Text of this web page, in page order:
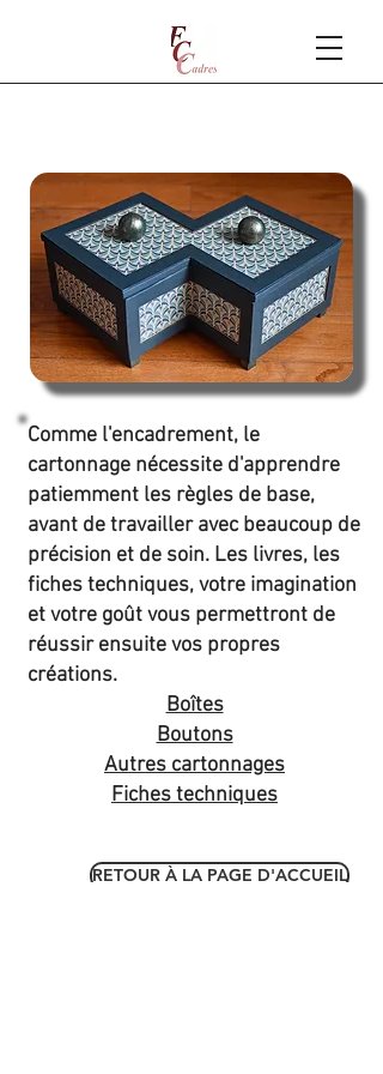
Comme l'encadrement, le
cartonnage nécessite d'apprendre
patiemment les règles de base,
avant de travailler avec beaucoup de
précision et de soin. Les livres, les
fiches techniques, votre imagination
et votre goût vous permettront de
réussir ensuite vos propres
créations.
Boîtes
Boutons
Autres cartonnages
Fiches techniques
RETOUR À LA PAGE D'ACCUEIL